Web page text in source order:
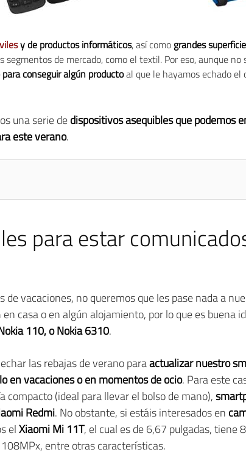
y de productos informáticos, así como grandes
segmentos de mercado, como el textil. Por eso, aunque
conseguir algún productoal que le hayamos echado el
una serie dedispositivos asequibles que podemos
este verano.
para estar
de vacaciones, no queremos que les pase nada a
casa o en algún alojamiento, por lo que es buena
110, o Nokia 6310.
las rebajas de verano paraactualizar nuestro
en vacaciones o en momentos de ocio. Para este
compacto (ideal para llevar el bolso de mano),
Redmi. No obstante, si estáis interesados en
elXiaomi Mi 11T, el cual es de 6,67 pulgadas, tiene
entre otras características.